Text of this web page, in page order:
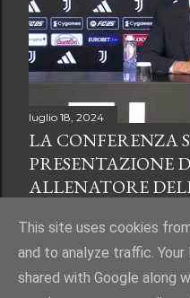
luglio 18, 2024
LA CONFERENZA
PRESENTAZIONE
ALLENATORE
This site uses cookies
and to analyze traffic.
shared with Google along